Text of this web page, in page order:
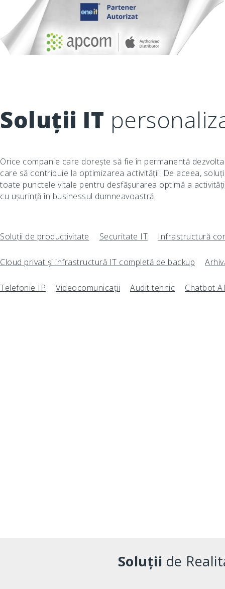
Soluții IT
Orice companie care dorește să fie în permanentă
care să contribuie la optimizarea activității. De aceea,
toate punctele vitale pentru desfășurarea optimă a
cu ușurință în businessul dumneavoastră.
Soluții de productivitate Securitate IT Infrastructură
Cloud privat și infrastructură IT completă de backup
Telefonie IP Videocomunicații Audit tehnic Chatbot AI
Soluții de